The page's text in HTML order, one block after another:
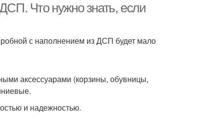
Что нужно знать, если
с наполнением из ДСП будет мало
аксессуарами (корзины, обувницы,
и надежностью.